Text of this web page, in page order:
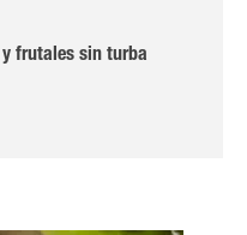
y frutales sin turba